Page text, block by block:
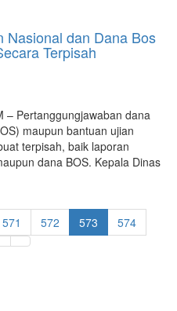
Nasional dan Dana Bos
Terpisah
– Pertanggungjawaban dana
maupun bantuan ujian
terpisah, baik laporan
dana BOS. Kepala Dinas
571 572 573
574